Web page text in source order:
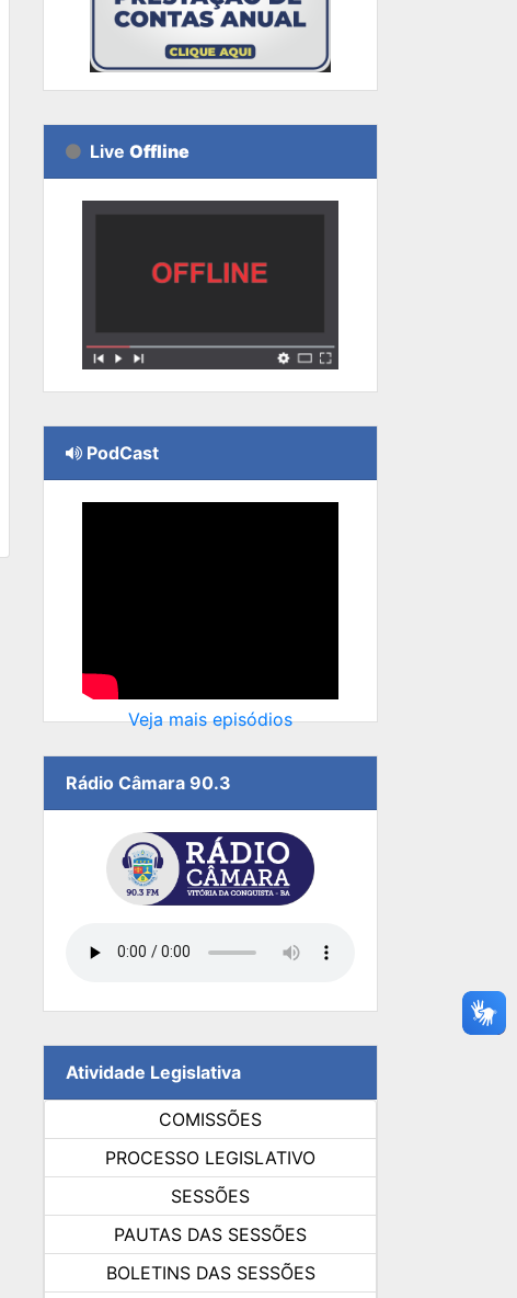
Live Offline
PodCast
Veja mais episódios
Rádio Câmara 90.3
Atividade Legislativa
COMISSÕES
PROCESSO LEGISLATIVO
SESSÕES
PAUTAS DAS SESSÕES
BOLETINS DAS SESSÕES